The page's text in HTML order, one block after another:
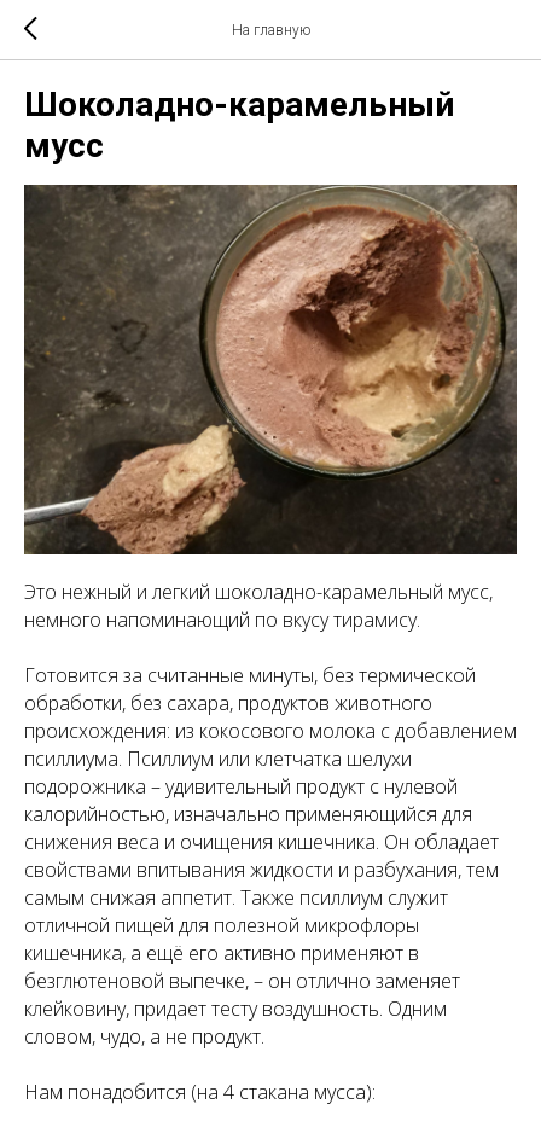
На главную
Шоколадно-карамельный
мусс
Это нежный и легкий шоколадно-карамельный мусс,
немного напоминающий по вкусу тирамису.
Готовится за считанные минуты, без термической
обработки, без сахара, продуктов животного
происхождения: из кокосового молока с добавлением
псиллиума. Псиллиум или клетчатка шелухи
подорожника – удивительный продукт с нулевой
калорийностью, изначально применяющийся для
снижения веса и очищения кишечника. Он обладает
свойствами впитывания жидкости и разбухания, тем
самым снижая аппетит. Также псиллиум служит
отличной пищей для полезной микрофлоры
кишечника, а ещё его активно применяют в
безглютеновой выпечке, – он отлично заменяет
клейковину, придает тесту воздушность. Одним
словом, чудо, а не продукт.
Нам понадобится (на 4 стакана мусса):